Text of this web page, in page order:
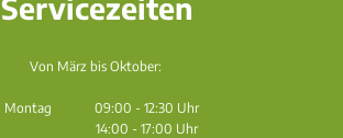
Von März bis Oktober:
Montag 09:00 - 12:30 Uhr
Von 09:00 bis 12:30 Uhr
14:00 - 17:00 Uhr